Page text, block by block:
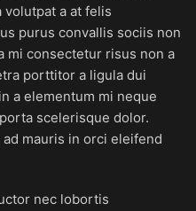
a at felis
purus convallis sociis non
mi consectetur risus non a
porttitor a ligula dui
a elementum mi neque
scelerisque dolor.
mauris in orci eleifend
nec lobortis